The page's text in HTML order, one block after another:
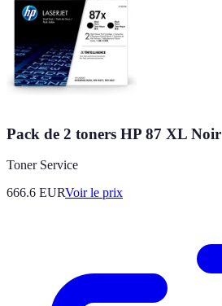
Pack de 2 toners HP 87 XL Noir
Toner Service
666.6 EURVoir le prix